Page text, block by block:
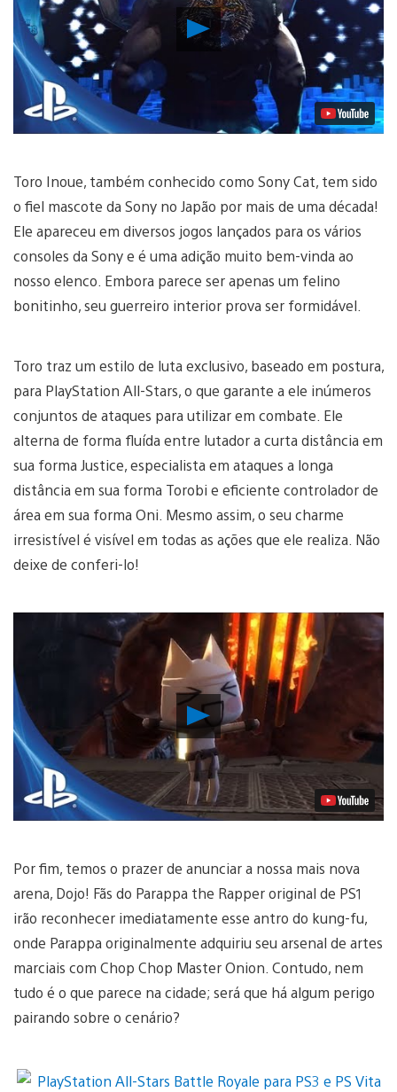
Reproduzir
Vídeo
Toro Inoue, também conhecido como Sony Cat, tem sido
o fiel mascote da Sony no Japão por mais de uma década!
Ele apareceu em diversos jogos lançados para os vários
consoles da Sony e é uma adição muito bem-vinda ao
nosso elenco. Embora parece ser apenas um felino
bonitinho, seu guerreiro interior prova ser formidável.
Toro traz um estilo de luta exclusivo, baseado em postura,
para PlayStation All-Stars, o que garante a ele inúmeros
conjuntos de ataques para utilizar em combate. Ele
alterna de forma fluída entre lutador a curta distância em
sua forma Justice, especialista em ataques a longa
distância em sua forma Torobi e eficiente controlador de
área em sua forma Oni. Mesmo assim, o seu charme
irresistível é visível em todas as ações que ele realiza. Não
deixe de conferi-lo!
Reproduzir
Vídeo
Por fim, temos o prazer de anunciar a nossa mais nova
arena, Dojo! Fãs do Parappa the Rapper original de PS1
irão reconhecer imediatamente esse antro do kung-fu,
onde Parappa originalmente adquiriu seu arsenal de artes
marciais com Chop Chop Master Onion. Contudo, nem
tudo é o que parece na cidade; será que há algum perigo
pairando sobre o cenário?